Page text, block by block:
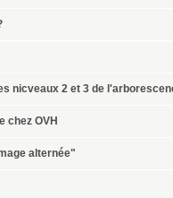
nicveaux 2 et 3 de
chez OVH
alternée"